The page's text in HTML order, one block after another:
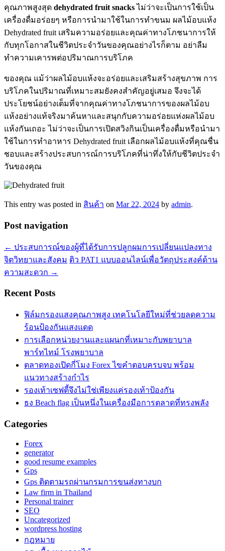
คุณภาพสูงสุด dehydrated fruit snacksไม่ว่าจะเป็นการใช้เป็น
เครื่องดื่มอร่อยๆ หรือการนำมาใช้ในการทำขนม ผลไม้อบแห้ง
Dehydrated fruit เสริมความอร่อยและคุณค่าทางโภชนาการให้
กับทุกโอกาสในชีวิตประจำวันของคุณอย่างไรก็ตาม อย่าลืม
ทำความเคารพต่อปริมาณการบริโภค
ของคุณ แม้ว่าผลไม้อบแห้งจะอร่อยและเสริมสร้างสุขภาพ การ
บริโภคในปริมาณที่เหมาะสมยังคงสำคัญอยู่เสมอ จึงจะได้
ประโยชน์อย่างเต็มที่จากคุณค่าทางโภชนาการของผลไม้อบ
แห้งอย่างแท้จริงมาค้นหาและสนุกกับความอร่อยแห่งผลไม้อบ
แห้งกันเถอะ ไม่ว่าจะเป็นการเปิดสวิงกินเป็นเครื่องดื่มหรือนำมา
ใช้ในการทำอาหาร Dehydrated fruit เลือกผลไม้อบแห้งที่คุณชื่น
ชอบและสร้างประสบการณ์การบริโภคที่น่าทึ่งให้กับชีวิตประจำ
วันของคุณ
This entry was posted in สินค้า on Mar 22, 2024 by admin.
Post navigation
← ประสบการณ์ของผู้ที่ได้รับการปลูกผมการเปลี่ยนแปลงทาง
จิตวิทยาและสังคม ติว PAT1 แบบออนไลน์เพื่อวัตถุประสงค์ด้าน
ความสะดวก →
Recent Posts
ฟิล์มกรองแสงคุณภาพสูง เทคโนโลยีใหม่ที่ช่วยลดความ
ร้อนป้องกันแสงแดด
การเลือกหน่วยงานและแผนกที่เหมาะกับพยาบาล
พาร์ทไทม์ โรงพยาบาล
ตลาดทองเปิดกี่โมง Forex ไขคำตอบครบจบ พร้อม
แนวทางสร้างกำไร
รองเท้าเซฟตี้จึงไม่ใช่เพียงแค่รองเท้าป้องกัน
ธง Beach flag เป็นหนึ่งในเครื่องมือการตลาดที่ทรงพลัง
Categories
Forex
generator
good resume examples
Gps
Gps ติดตามรถผ่านกรมการขนส่งทางบก
Law firm in Thailand
Personal trainer
SEO
Uncategorized
wordpress hosting
กฎหมาย